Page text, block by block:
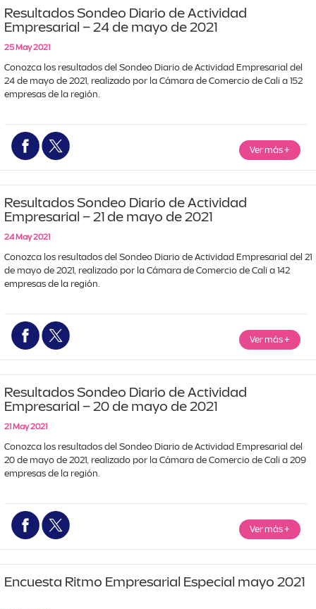
Resultados Sondeo Diario de Actividad
Empresarial – 24 de mayo de 2021
25 May 2021
Conozca los resultados del Sondeo Diario de Actividad Empresarial del
24 de mayo de 2021, realizado por la Cámara de Comercio de Cali a 152
empresas de la región.
Ver más+
Resultados Sondeo Diario de Actividad
Empresarial – 21 de mayo de 2021
24 May 2021
Conozca los resultados del Sondeo Diario de Actividad Empresarial del 21
de mayo de 2021, realizado por la Cámara de Comercio de Cali a 142
empresas de la región.
Ver más+
Resultados Sondeo Diario de Actividad
Empresarial – 20 de mayo de 2021
21 May 2021
Conozca los resultados del Sondeo Diario de Actividad Empresarial del
20 de mayo de 2021, realizado por la Cámara de Comercio de Cali a 209
empresas de la región.
Ver más+
Encuesta Ritmo Empresarial Especial mayo 2021